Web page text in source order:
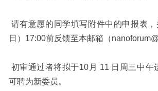
请有意愿的同学填写附件中的申报表
日）17:00前反馈至本邮箱（
初审通过者将拟于10月 11 日周三中午
可聘为新委员。